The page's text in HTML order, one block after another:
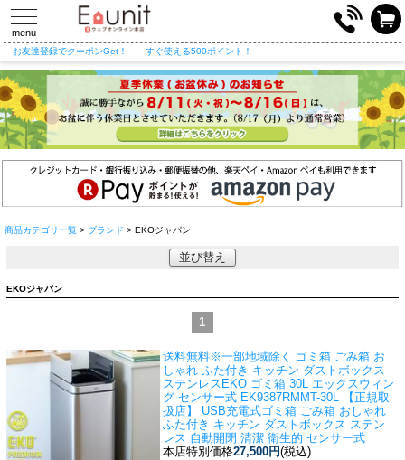
toggle
navigation
menu
お友達登録でクーポンGet！ すぐ使える500ポイント！
商品カテゴリ一覧 > ブランド > EKOジャパン
並び替え
EKOジャパン
1
送料無料※一部地域除く ゴミ箱 ごみ箱 お
しゃれ ふた付き キッチン ダストボックス
ステンレス EKO ゴミ箱 30L エックスウィン
グ センサー式 EK9387RMMT-30L 【正規取
扱店】 USB充電式ゴミ箱 ごみ箱 おしゃれ
ふた付き キッチン ダストボックス ステン
レス 自動開閉 清潔 衛生的 センサー式
本店特別価格27,500円(税込)